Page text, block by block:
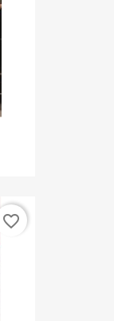
favorite_border